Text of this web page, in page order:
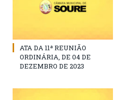
ATA DA 11ª REUNIÃO
ORDINÁRIA, DE 04 DE
DEZEMBRO DE 2023